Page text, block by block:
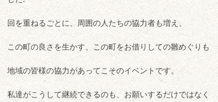
回を重ねるごとに、周囲の人たちの協力者も増え、
この町の良さを生かす、この町をお借りしての雛めぐりも
地域の皆様の協力があってこそのイベントです。
私達がこうして継続できるのも、お願いするだけではなく